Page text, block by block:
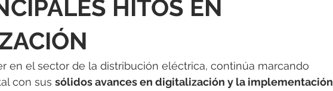
P046000
HITOS EN
en el sector de la distribución eléctrica, continúa marcando
con sus sólidos avances en digitalización y la implementación